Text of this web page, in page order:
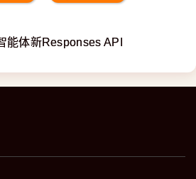
能体新Responses API